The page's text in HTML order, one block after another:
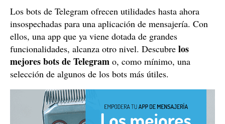
Los bots de Telegram ofrecen utilidades hasta ahora
insospechadas para una aplicación de mensajería. Con
ellos, una app que ya viene dotada de grandes
funcionalidades, alcanza otro nivel. Descubre los
mejores bots de Telegram o, como mínimo, una
selección de algunos de los bots más útiles.